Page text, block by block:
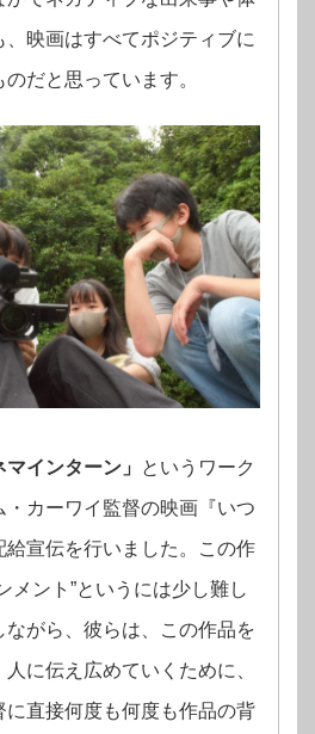
映画はすべてポジティブに
だと思っています。
マインターン」
というワーク
・カーワイ監督の映画『いつ
給宣伝を行いました。この作
メント”というには少し難し
ながら、彼らは、この作品を
に伝え広めていくために、
に直接何度も何度も作品の背